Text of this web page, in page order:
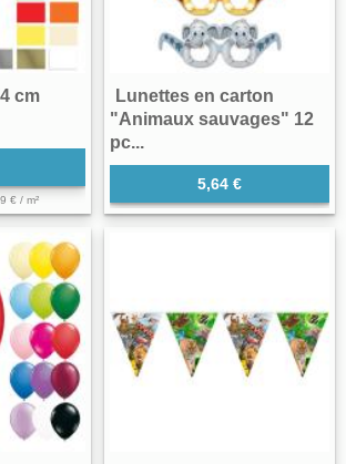
cm
0,69 € / m²
Lunettes en carton
"Animaux sauvages" 12
pc...
5,64 €